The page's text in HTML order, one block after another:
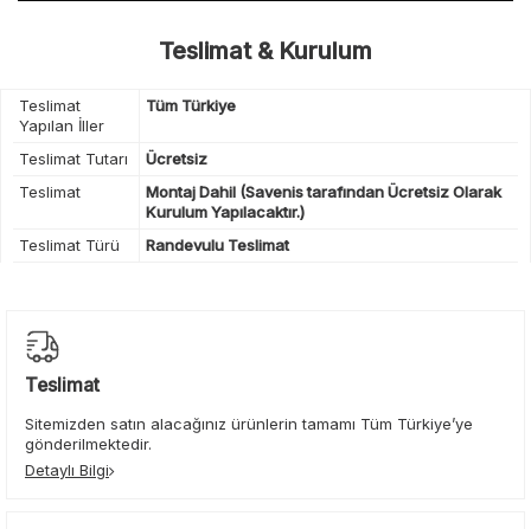
Teslimat & Kurulum
Teslimat
Yapılan İller
Tüm Türkiye
Teslimat Tutarı
Ücretsiz
Teslimat
Montaj Dahil (Savenis tarafından Ücretsiz Olarak
Kurulum Yapılacaktır.)
Teslimat Türü
Randevulu Teslimat
Teslimat
Sitemizden satın alacağınız ürünlerin tamamı Tüm Türkiye’ye
gönderilmektedir.
Detaylı Bilgi